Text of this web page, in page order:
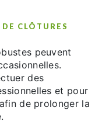
CLÔTURES
peuvent
des
et pour
de prolonger la